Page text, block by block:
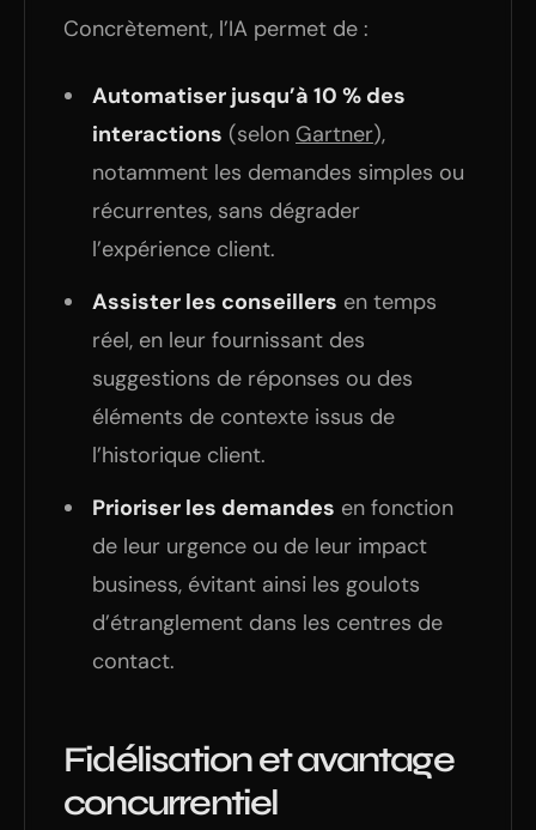
Concrètement, l’IA permet de :
Automatiser jusqu’à 10 % des
interactions (selon Gartner),
notamment les demandes simples ou
récurrentes, sans dégrader
l’expérience client.
Assister les conseillers en temps
réel, en leur fournissant des
suggestions de réponses ou des
éléments de contexte issus de
l’historique client.
Prioriser les demandes en fonction
de leur urgence ou de leur impact
business, évitant ainsi les goulots
d’étranglement dans les centres de
contact.
Fidélisation et avantage
concurrentiel